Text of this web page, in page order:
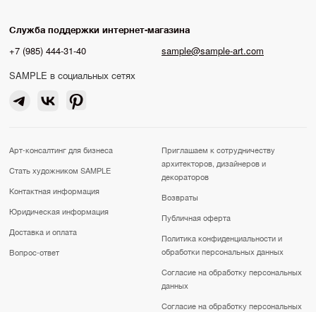
Служба поддержки интернет-магазина
+7 (985) 444-31-40
sample@sample-art.com
SAMPLE в социальных сетях
Арт-консалтинг для бизнеса
Стать художником SAMPLE
Контактная информация
Юридическая информация
Доставка и оплата
Вопрос-ответ
Приглашаем к сотрудничеству
архитекторов, дизайнеров и
декораторов
Возвраты
Публичная оферта
Политика конфиденциальности и
обработки персональных данных
Согласие на обработку персональных
данных
Согласие на обработку персональных